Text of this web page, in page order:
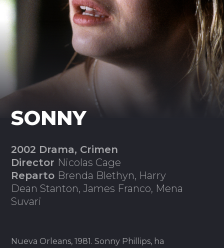
SONNY
2002 Drama, Crimen
Director Nicolas Cage
Reparto Brenda Blethyn, Harry
Dean Stanton, James Franco, Mena
Suvari
Nueva Orleans, 1981. Sonny Phillips, ha